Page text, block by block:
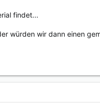
findet...
würden wir dann einen